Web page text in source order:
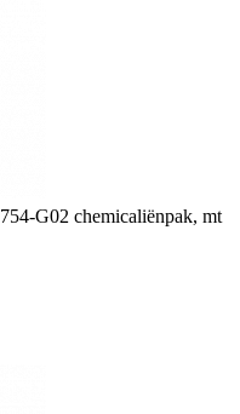
G02 chemicaliënpak, mt